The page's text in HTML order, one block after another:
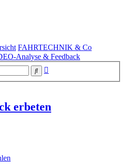
FAHRTECHNIK & Co
Analyse & Feedback
Suche
erbeten